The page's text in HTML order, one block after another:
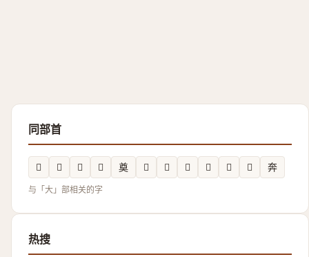
同部首
𡙰 𡘫 𰋚 𪥙 奠 𫯛 𲛀 𡗫 𡙗 𡚂 𪥇 奔
与「大」部相关的字
热搜